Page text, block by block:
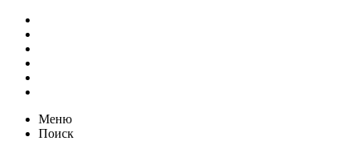
Меню
Поиск